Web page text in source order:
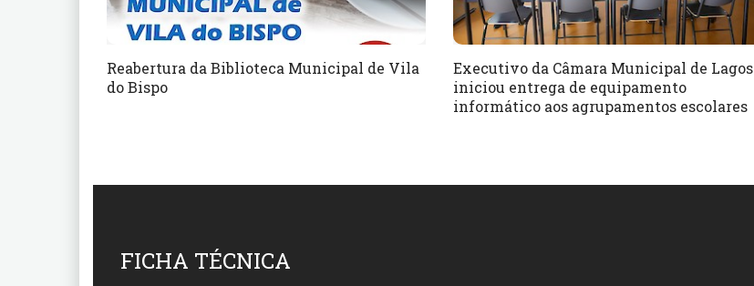
Reabertura da Biblioteca Municipal de Vila
do Bispo
Executivo da Câmara Municipal de Lagos
iniciou entrega de equipamento
informático aos agrupamentos escolares
FICHA TÉCNICA